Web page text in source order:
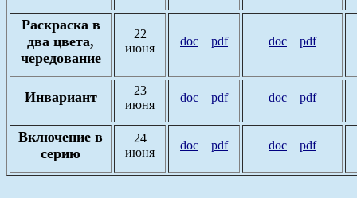
Раскраска в
два цвета,
чередование
22
июня
doc pdf doc pdf
Инвариант
23
июня
doc pdf doc pdf
Включение в
серию
24
июня
doc pdf doc pdf